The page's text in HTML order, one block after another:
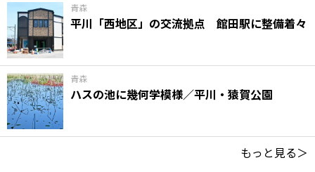
青森
平川「西地区」の交流拠点 館田駅に整備着々
青森
ハスの池に幾何学模様／平川・猿賀公園
もっと見る＞